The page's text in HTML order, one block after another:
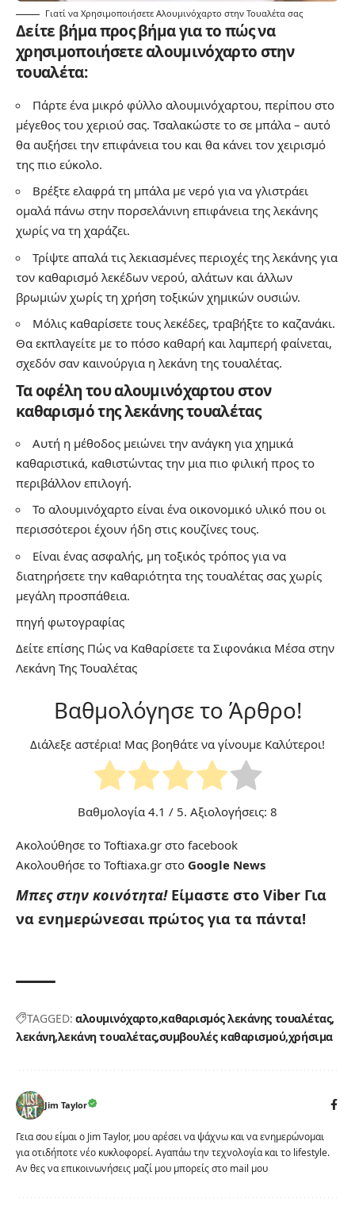
Γιατί να Χρησιμοποιήσετε Αλουμινόχαρτο στην Τουαλέτα σας
Δείτε βήμα προς βήμα για το πώς να
χρησιμοποιήσετε αλουμινόχαρτο στην
τουαλέτα:
Πάρτε ένα μικρό φύλλο αλουμινόχαρτου, περίπου στο
μέγεθος του χεριού σας. Τσαλακώστε το σε μπάλα – αυτό
θα αυξήσει την επιφάνεια του και θα κάνει τον χειρισμό
της πιο εύκολο.
Βρέξτε ελαφρά τη μπάλα με νερό για να γλιστράει
ομαλά πάνω στην πορσελάνινη επιφάνεια της λεκάνης
χωρίς να τη χαράζει.
Τρίψτε απαλά τις λεκιασμένες περιοχές της λεκάνης για
τον καθαρισμό λεκέδων νερού, αλάτων και άλλων
βρωμιών χωρίς τη χρήση τοξικών χημικών ουσιών.
Μόλις καθαρίσετε τους λεκέδες, τραβήξτε το καζανάκι.
Θα εκπλαγείτε με το πόσο καθαρή και λαμπερή φαίνεται,
σχεδόν σαν καινούργια η λεκάνη της τουαλέτας.
Τα οφέλη του αλουμινόχαρτου στον
καθαρισμό της λεκάνης τουαλέτας
Αυτή η μέθοδος μειώνει την ανάγκη για χημικά
καθαριστικά, καθιστώντας την μια πιο φιλική προς το
περιβάλλον επιλογή.
Το αλουμινόχαρτο είναι ένα οικονομικό υλικό που οι
περισσότεροι έχουν ήδη στις κουζίνες τους.
Είναι ένας ασφαλής, μη τοξικός τρόπος για να
διατηρήσετε την καθαριότητα της τουαλέτας σας χωρίς
μεγάλη προσπάθεια.
πηγή φωτογραφίας
Δείτε επίσης Πώς να Καθαρίσετε τα Σιφονάκια Μέσα στην
Λεκάνη Της Τουαλέτας
Βαθμολόγησε το Άρθρο!
Διάλεξε αστέρια! Μας βοηθάτε να γίνουμε Καλύτεροι!
Βαθμολογία 4.1 / 5. Αξιολογήσεις: 8
Ακολούθησε το Toftiaxa.gr στο facebook
Ακολουθήσε το Toftiaxa.gr στο Google News
Μπες στην κοινότητα! Είμαστε στο Viber Για
να ενημερώνεσαι πρώτος για τα πάντα!
TAGGED: αλουμινόχαρτο καθαρισμός λεκάνης τουαλέτας
λεκάνη λεκάνη τουαλέταςσυμβουλές καθαρισμούχρήσιμα
Jim Taylor
Γεια σου είμαι ο Jim Taylor, μου αρέσει να ψάχνω και να ενημερώνομαι
για οτιδήποτε νέο κυκλοφορεί. Αγαπάω την τεχνολογία και το lifestyle.
Αν θες να επικοινωνήσεις μαζί μου μπορείς στο mail μου